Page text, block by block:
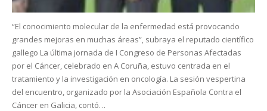
“El conocimiento molecular de la enfermedad está provocando
grandes mejoras en muchas áreas”, subraya el reputado científico
gallego La última jornada de I Congreso de Personas Afectadas
por el Cáncer, celebrado en A Coruña, estuvo centrada en el
tratamiento y la investigación en oncología. La sesión vespertina
del encuentro, organizado por la Asociación Española Contra el
Cáncer en Galicia, contó…